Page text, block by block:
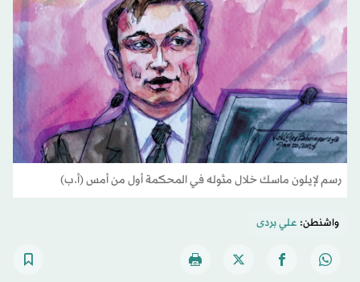
رسم لإيلون ماسك خلال مثوله في المحكمة أول من أمس (أ.ب)
واشنطن: علي بردى